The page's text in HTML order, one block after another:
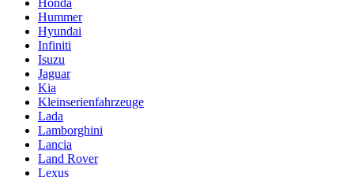
Hummer
Hyundai
Infiniti
Isuzu
Jaguar
Kia
Kleinserienfahrzeuge
Lada
Lamborghini
Lancia
Land Rover
Lexus